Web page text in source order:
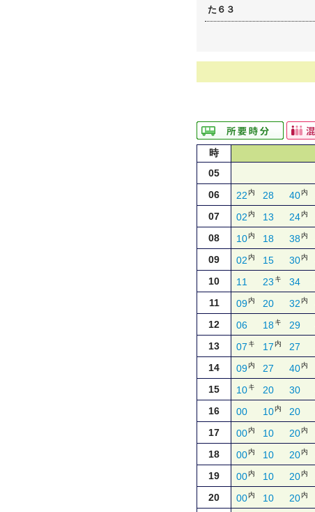
た６３
時
05
06
22内 28 40内
07 02内 13 24内
08 10内 18 38内
09 02内 15 30内
10
11 23 キ 34
11 09内 20 32 内
12
06 18キ 29
13 07 キ 17内 27
14
09内 27 40内
15
10キ 20 30
16 00 10内 20
17
00内 10 20内
18 00内 10 20内
19
00内 10 20内
20
00内 10 20内